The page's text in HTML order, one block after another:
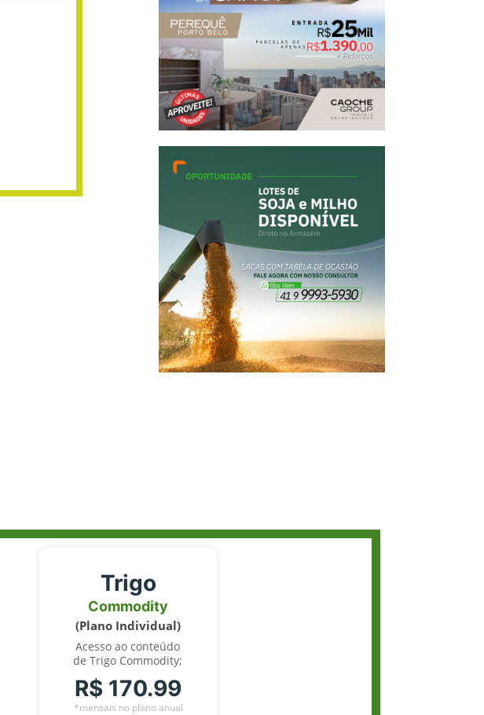
Trigo
Commodity
(Plano Individual)
Acesso ao conteúdo
de Trigo Commodity;
R$ 170.99
*mensais no plano anual